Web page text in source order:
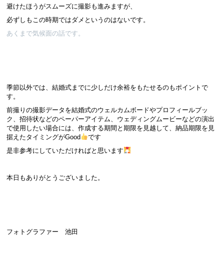
避けたほうがスムーズに撮影も進みますが、
必ずしもこの時期ではダメというのはないです。
あくまで気候面の話です。
季節以外では、結婚式までに少しだけ余裕をもたせるのもポイントで
す。
前撮りの撮影データを結婚式のウェルカムボードやプロフィールブッ
ク、招待状などのペーパーアイテム、ウェディングムービーなどの演出
で使用したい場合には、作成する期間と期限を見越して、納品期限を見
据えたタイミングがGood
です
是非参考にしていただければと思います
本日もありがとうございました。
フォトグラファー 池田